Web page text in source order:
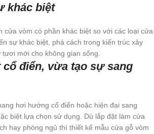
khác biệt
cửa vòm có phần khác biệt so với các loại cửa
sự khác biệt, phá cách trong kiến trúc xây
mới cho không gian sống.
cổ điển, vừa tạo sự sang
hơi hướng cổ điển hoặc hiện đại sang
biệt lựa chọn sử dụng. Dù lắp đặt làm cửa
hay phòng ngủ thì thiết kế mẫu cửa gỗ vòm